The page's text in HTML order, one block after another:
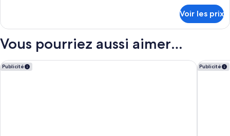
le
de
Chambre
Voir les prix
Vous pourriez aussi aimer…
Publicité
Castillo Hotel Son Vida, a Luxury Collection Hotel, Mallorca
Publicité